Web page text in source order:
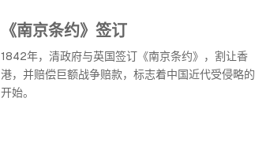
《南京条约》签订
1842年，清政府与英国签订《南京条约》，割让香
港，并赔偿巨额战争赔款，标志着中国近代受侵略的
开始。